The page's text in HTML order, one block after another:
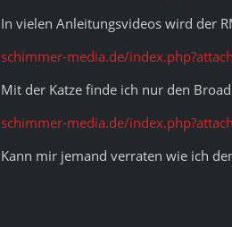
In vielen Anleitungsvideos wird der
schimmer-media.de/
Mit der Katze finde ich nur den
schimmer-media.de/
Kann mir jemand verraten wie ich